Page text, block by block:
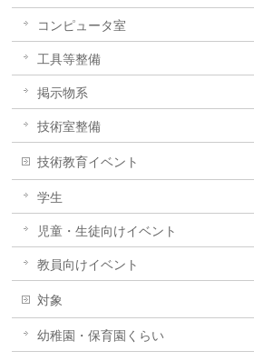
コンピュータ室
工具等整備
掲示物系
技術室整備
技術教育イベント
学生
児童・生徒向けイベント
教員向けイベント
対象
幼稚園・保育園くらい